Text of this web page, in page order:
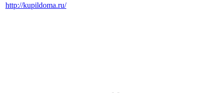
http://kupildoma.ru/